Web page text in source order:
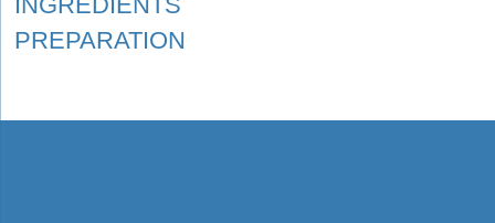
PREPARATION